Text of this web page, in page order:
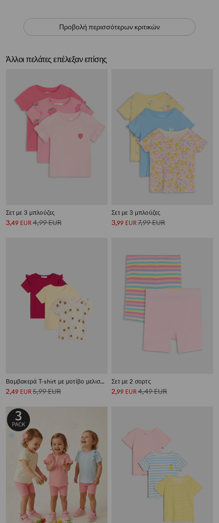
Προβολή περισσότερων κριτικών
Άλλοι πελάτες επέλεξαν επίσης
Σετ με 3 μπλούζες
3,49 EUR4,99EUR
Σετ με 3 μπλούζες
3,99 EUR7,99EUR
Βαμβακερά T-shirt με μοτίβο μελισσών 3 pack
2,49 EUR 5,99EUR
Σετ με 2 σορτς
2,99 EUR 4,49EUR